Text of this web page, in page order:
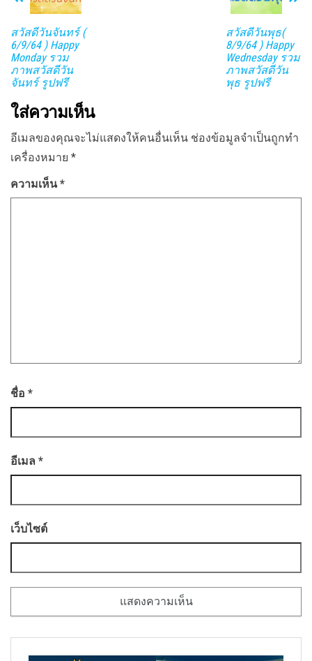
สวัสดีวันจันทร์ (
6/9/64 ) Happy
Monday รวม
ภาพสวัสดีวัน
จันทร์ รูปฟรี
สวัสดีวันพุธ(
8/9/64 ) Happy
Wednesday รวม
ภาพสวัสดีวัน
พุธ รูปฟรี
ใส่ความเห็น
อีเมลของคุณจะไม่แสดงให้คนอื่นเห็น ช่องข้อมูลจำเป็นถูกทำ
เครื่องหมาย *
ความเห็น*
ชื่อ *
อีเมล *
เว็บไซต์